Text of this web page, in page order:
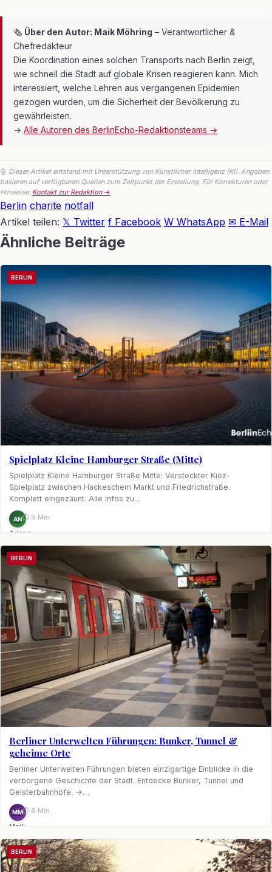
🗞 Über den Autor: Maik Möhring – Verantwortlicher &
Chefredakteur
Die Koordination eines solchen Transports nach Berlin zeigt,
wie schnell die Stadt auf globale Krisen reagieren kann. Mich
interessiert, welche Lehren aus vergangenen Epidemien
gezogen wurden, um die Sicherheit der Bevölkerung zu
gewährleisten.
→ Alle Autoren des BerlinEcho-Redaktionsteams →
🤖 Dieser Artikel entstand mit Unterstützung von Künstlicher Intelligenz (KI). Angaben
basieren auf verfügbaren Quellen zum Zeitpunkt der Erstellung. Für Korrekturen oder
Hinweise: Kontakt zur Redaktion →
Berlin charite notfall
Artikel teilen: 𝕏 Twitter f Facebook W WhatsApp ✉ E-Mail
Ähnliche Beiträge
BERLIN
Spielplatz Kleine Hamburger Straße (Mitte)
Spielplatz Kleine Hamburger Straße Mitte: Versteckter Kiez-
Spielplatz zwischen Hackeschem Markt und Friedrichstraße.
Komplett eingezäunt. Alle Infos zu…
AN
Ariane
Nagel
⏱ 8 Min.
BERLIN
Berliner Unterwelten Führungen: Bunker, Tunnel &
geheime Orte
Berliner Unterwelten Führungen bieten einzigartige Einblicke in die
verborgene Geschichte der Stadt. Entdecke Bunker, Tunnel und
Geisterbahnhöfe. →…
MM
Maik
⏱ 8 Min.
BERLIN